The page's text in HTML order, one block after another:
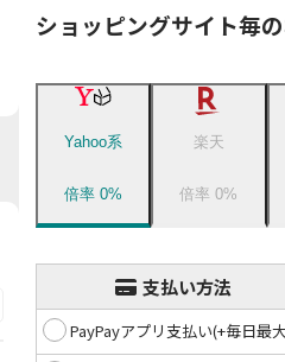
ショッピングサイト毎
Yahoo系
倍率0%
楽天
倍率0%
支払い方法
PayPayアプリ支払い(+毎日最